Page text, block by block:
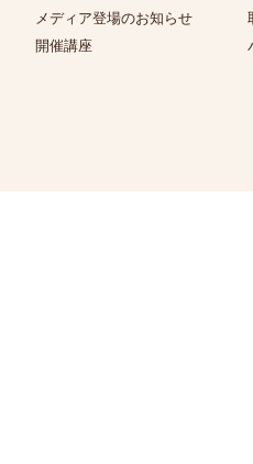
メディア登場のお知らせ
開催講座